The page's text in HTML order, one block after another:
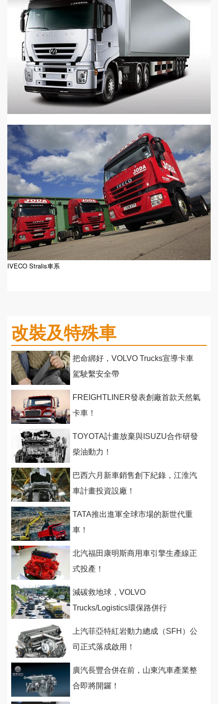
IVECO Stralis車系
改裝及特殊車
把命綁好，VOLVO Trucks宣導卡車
駕駛繫安全帶
FREIGHTLINER發表創廠首款天然氣
卡車！
TOYOTA計畫放棄與ISUZU合作研發
柴油動力！
巴西六月新車銷售創下紀錄，江淮汽
車計畫投資設廠！
TATA推出進軍全球市場的新世代重
車！
北汽福田康明斯商用車引擎生產線正
式投產！
減碳救地球，VOLVO
Trucks/Logistics環保路併行
上汽菲亞特紅岩動力總成（SFH）公
司正式落成啟用！
廣汽長豐合併在前，山東汽車產業整
合即將開鑼！